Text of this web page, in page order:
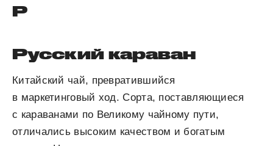
Р
Русский караван
Китайский чай, превратившийся
в маркетинговый ход. Сорта, поставляющиеся
с караванами по Великому чайному пути,
отличались высоким качеством и богатым